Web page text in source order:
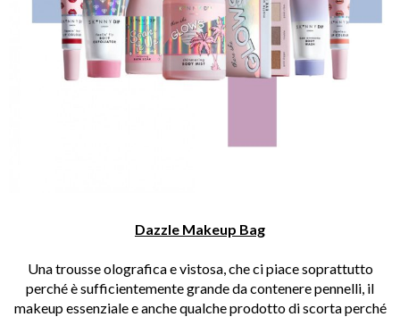
Dazzle Makeup Bag
Una trousse olografica e vistosa, che ci piace soprattutto
perché è sufficientemente grande da contenere pennelli, il
makeup essenziale e anche qualche prodotto di scorta perché